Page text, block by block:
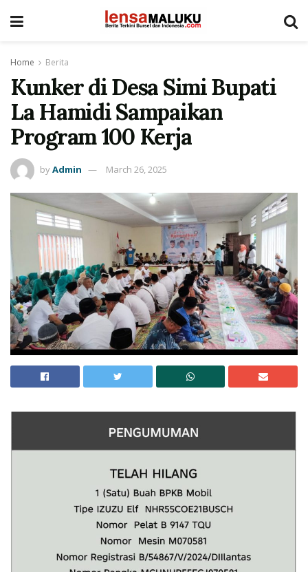
Home Berita
Kunker di Desa Simi Bupati
La Hamidi Sampaikan
Program 100 Kerja
byAdmin March 26, 2025